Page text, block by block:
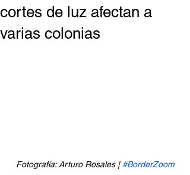
cortes de luz afectan a
varias colonias
Fotografía: Arturo Rosales | #BorderZoom